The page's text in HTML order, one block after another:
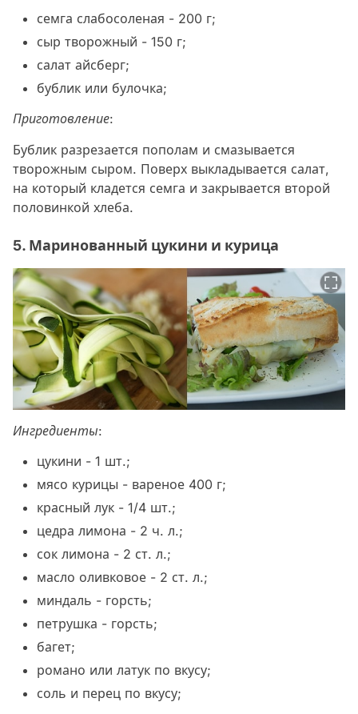
семга слабосоленая - 200 г;
сыр творожный - 150 г;
салат айсберг;
бублик или булочка;
Приготовление:
Бублик разрезается пополам и смазывается
творожным сыром. Поверх выкладывается салат,
на который кладется семга и закрывается второй
половинкой хлеба.
5. Маринованный цукини и курица
Ингредиенты:
цукини - 1 шт.;
мясо курицы - вареное 400 г;
красный лук - 1/4 шт.;
цедра лимона - 2 ч. л.;
сок лимона - 2 ст. л.;
масло оливковое - 2 ст. л.;
миндаль - горсть;
петрушка - горсть;
багет;
романо или латук по вкусу;
соль и перец по вкусу;